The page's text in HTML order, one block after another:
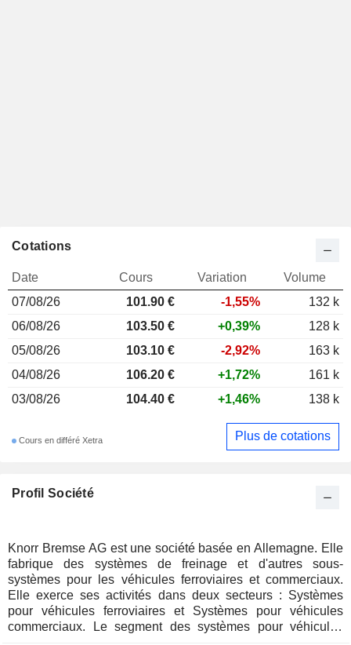
Profil Société
Knorr Bremse AG est une société basée en Allemagne. Elle
fabrique des systèmes de freinage et d'autres sous-
systèmes pour les véhicules ferroviaires et commerciaux.
Elle exerce ses activités dans deux secteurs : Systèmes
pour véhicules ferroviaires et Systèmes pour véhicules
commerciaux. Le segment des systèmes pour véhicules
Cotations
Date Cours Variation
Volume
07/08/26
101.90 € -1,55%
132 k
06/08/26
103.50 € +0,39%
128 k
05/08/26
103.10 € -2,92%
163 k
04/08/26
106.20 € +1,72%
161 k
03/08/26
104.40 € +1,46% 138 k
Cours en différé Xetra Plus de cotations